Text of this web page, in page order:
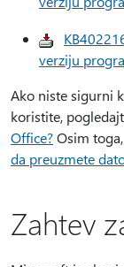
verziju
Ako niste sigurni
koristite,
Office?Osim
da preuzmete
Zahtev